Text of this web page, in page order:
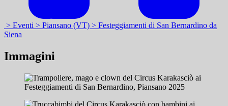
> Eventi > Piansano (VT) > Festeggiamenti di San Bernardino da
Siena
Immagini